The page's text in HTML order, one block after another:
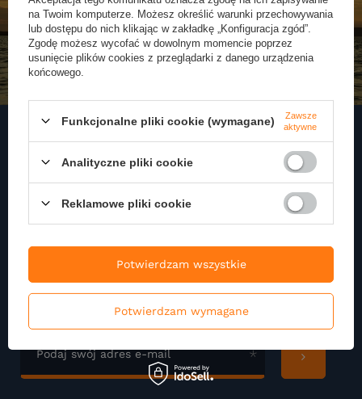
Zapisz się do naszego
Newslettera
Zapisz się do newslettera i otrzymuj najnowsze informacje o naszej
Podaj swoje imię
Podaj swój adres e-mail
na Twoim komputerze. Możesz określić warunki przechowywania
lub dostępu do nich klikając w zakładkę „Konfiguracja zgód”.
Zgodę możesz wycofać w dowolnym momencie poprzez
usunięcie plików cookies z przeglądarki z danego urządzenia
końcowego.
Funkcjonalne pliki cookie (wymagane)
Zawsze
aktywne
Analityczne pliki cookie
Reklamowe pliki cookie
Potwierdzam wymagane
Potwierdzam wszystkie